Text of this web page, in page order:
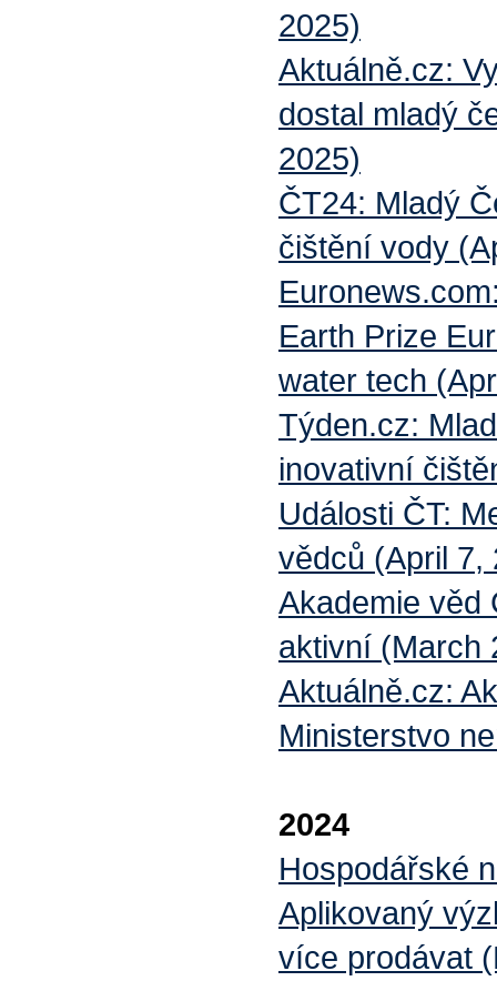
2025)
Aktuálně.cz:
dostal mladý
2025)
ČT24: Mladý
čištění vody
Earth Prize
water tech
Týden.cz:
inovativní
Události ČT:
vědců (April 7,
Akademie věd
aktivní (March
Aktuálně.cz:
Ministerstvo
2024
Hospodářské
Aplikovaný
více prodávat